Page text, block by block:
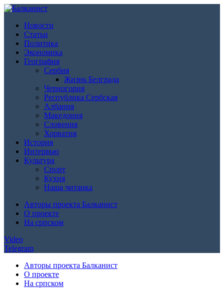
Новости
Статьи
Политика
Экономика
География
Сербия
Жизнь Белграда
Черногория
Республика Сербская
Албания
Македония
Словения
Хорватия
История
Интервью
Культура
Спорт
Кухня
Наша читанка
Авторы проекта Балканист
О проекте
На српском
Video
Telegram
Авторы проекта Балканист
О проекте
На српском